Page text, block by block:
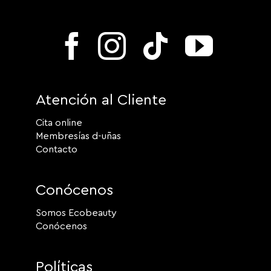
Atención al Cliente
Cita online
Membresías d-uñas
Contacto
Conócenos
Somos Ecobeauty
Conócenos
Políticas